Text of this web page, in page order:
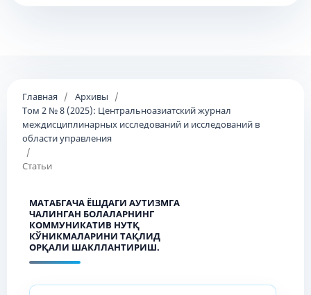
Главная / Архивы
/
Том 2 № 8 (2025): Центральноазиатский журнал
междисциплинарных исследований и исследований в
области управления
/
Статьи
МАТАБГАЧА ЁШДАГИ АУТИЗМГА
ЧАЛИНГАН БОЛАЛАРНИНГ
КОММУНИКАТИВ НУТҚ
КЎНИКМАЛАРИНИ ТАҚЛИД
ОРҚАЛИ ШАКЛЛАНТИРИШ.